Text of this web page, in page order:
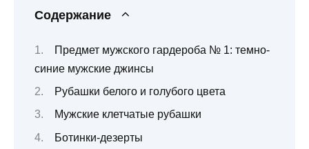
Содержание
Предмет мужского гардероба № 1: темно-
синие мужские джинсы
Рубашки белого и голубого цвета
Мужские клетчатые рубашки
Ботинки-дезерты